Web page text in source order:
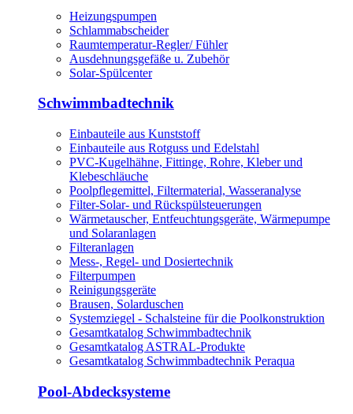
Heizungspumpen
Schlammabscheider
Raumtemperatur-Regler/ Fühler
Ausdehnungsgefäße u. Zubehör
Solar-Spülcenter
Schwimmbadtechnik
Einbauteile aus Kunststoff
Einbauteile aus Rotguss und Edelstahl
PVC-Kugelhähne, Fittinge, Rohre, Kleber und
Klebeschläuche
Poolpflegemittel, Filtermaterial, Wasseranalyse
Filter-Solar- und Rückspülsteuerungen
Wärmetauscher, Entfeuchtungsgeräte, Wärmepumpe
und Solaranlagen
Filteranlagen
Mess-, Regel- und Dosiertechnik
Filterpumpen
Reinigungsgeräte
Brausen, Solarduschen
Systemziegel - Schalsteine für die Poolkonstruktion
Gesamtkatalog Schwimmbadtechnik
Gesamtkatalog ASTRAL-Produkte
Gesamtkatalog Schwimmbadtechnik Peraqua
Pool-Abdecksysteme